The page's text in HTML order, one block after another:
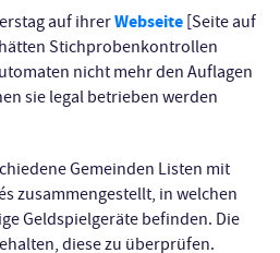
auf ihrerWebseite [Seite auf
Stichprobenkontrollen
nicht mehr den Auflagen
sie legal betrieben werden
Gemeinden Listen mit
zusammengestellt, in welchen
Geldspielgeräte befinden. Die
diese zu überprüfen.